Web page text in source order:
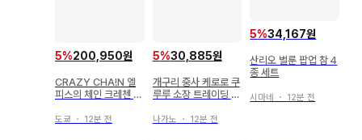
5%200,950원
CRAZY CHA!N 엘
피스의 체인 크레첸 스
도쿄 ・ 12분 전
5%30,885원
개구리 중사 케로로 쿠
루루 소장 트레이딩 아
나가노 ・ 12분 전
5%34,167원
산리오 벌룬 팝업 참 4
종 세트
시마네 ・ 12분 전